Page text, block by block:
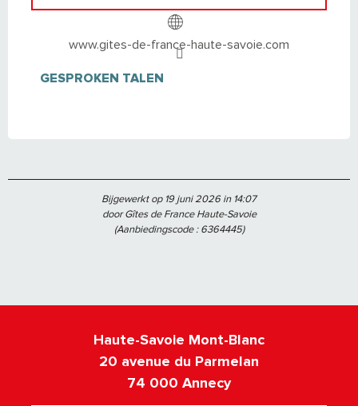
www.gites-de-france-haute-savoie.com
GESPROKEN TALEN
GESPROKEN TALEN
Bijgewerkt op 19 juni 2026 in 14:07
door Gîtes de France Haute-Savoie
(Aanbiedingscode :6364445)
Haute-Savoie Mont-Blanc
20 avenue du Parmelan
74 000 Annecy